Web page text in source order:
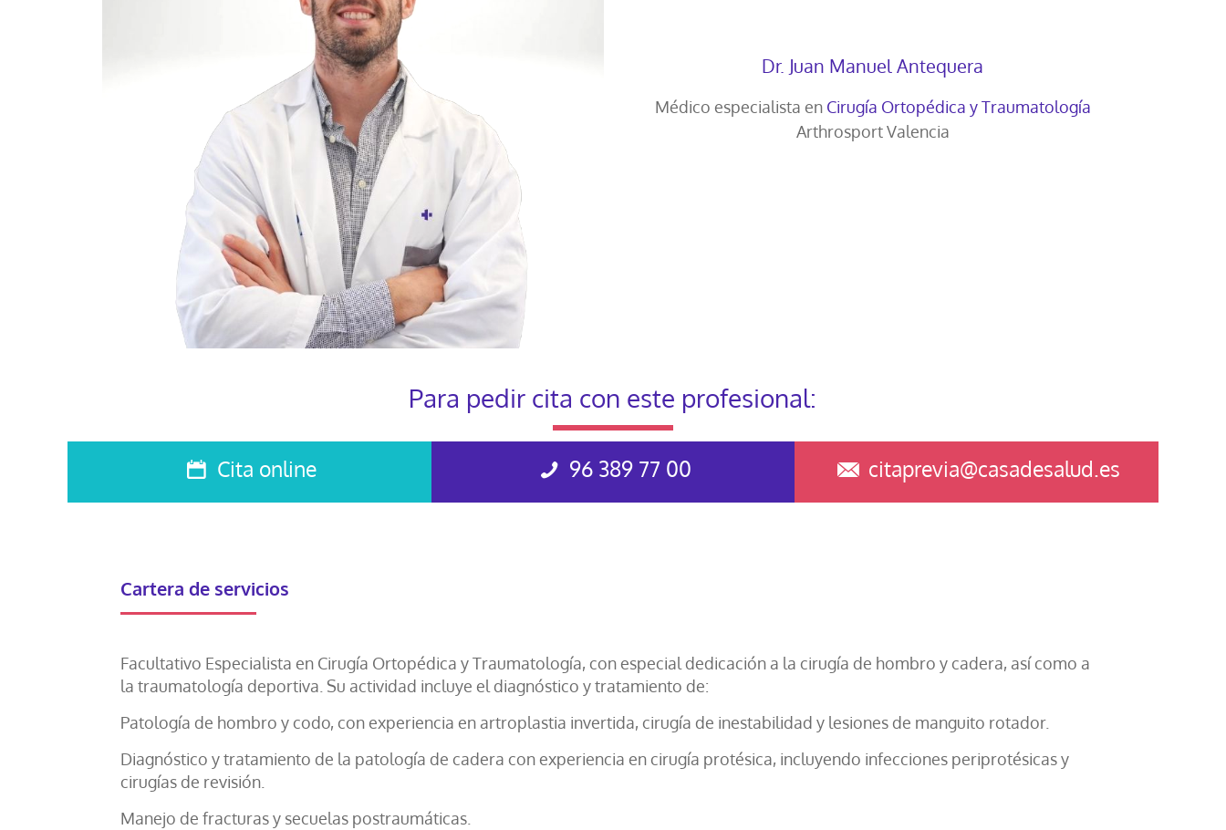
Dr. Juan Manuel Antequera
Médico especialista en Cirugía Ortopédica y Traumatología
Arthrosport Valencia
Para pedir cita con este profesional:
Cita online 96 389 77 00 citaprevia@casadesalud.es
Cartera de servicios
Facultativo Especialista en Cirugía Ortopédica y Traumatología, con especial dedicación a la cirugía de hombro y cadera, así como a
la traumatología deportiva. Su actividad incluye el diagnóstico y tratamiento de:
Patología de hombro y codo, con experiencia en artroplastia invertida, cirugía de inestabilidad y lesiones de manguito rotador.
Diagnóstico y tratamiento de la patología de cadera con experiencia en cirugía protésica, incluyendo infecciones periprotésicas y
cirugías de revisión.
Manejo de fracturas y secuelas postraumáticas.